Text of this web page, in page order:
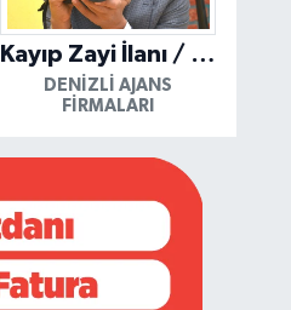
Kayıp Zayi İlanı / Mutlu Ajans / Denizli
DENIZLI AJANS
FIRMALARI